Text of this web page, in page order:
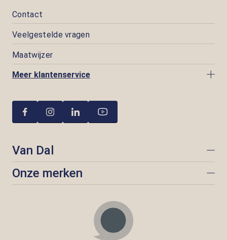
Contact
Veelgestelde vragen
Maatwijzer
Meer klantenservice
Van Dal
Onze merken